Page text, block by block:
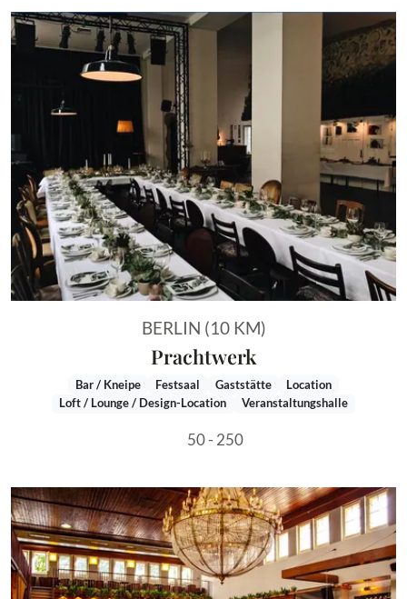
BERLIN (10 KM)
Prachtwerk
Bar / Kneipe Festsaal Gaststätte
Location
Loft / Lounge / Design-Location
Veranstaltungshalle
50 - 250